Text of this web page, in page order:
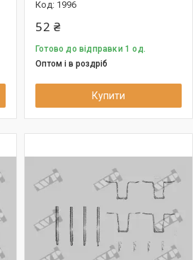
1996
52 ₴
Готово до відправки 1 од.
Оптом і в роздріб
Купити